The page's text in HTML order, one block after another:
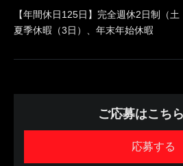
【年間休日125日】完全週休2日制（土
夏季休暇（3日）、年末年始休暇
ご応募はこち
応募する